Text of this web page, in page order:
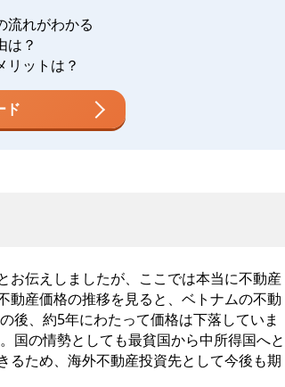
流れがわかる
は？
リットは？
ド
お伝えしましたが、ここでは本当に不動産
動産価格の推移を見ると、ベトナムの不動
後、約5年にわたって価格は下落していま
国の情勢としても最貧国から中所得国へと
るため、海外不動産投資先として今後も期